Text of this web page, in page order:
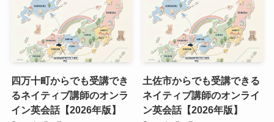
四万十町からでも受講でき
るネイティブ講師のオンラ
イン英会話【2026年版】
土佐市からでも受講できる
ネイティブ講師のオンライ
ン英会話【2026年版】